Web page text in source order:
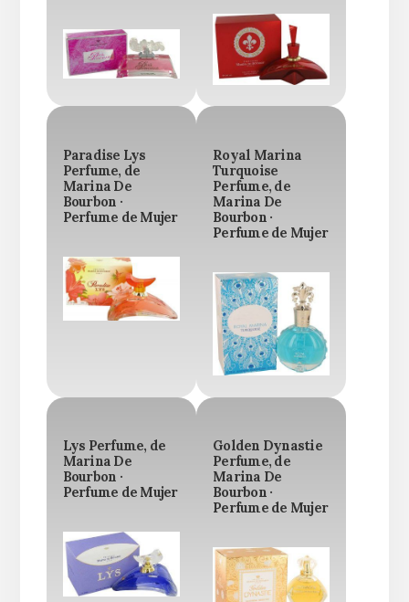
Paradise Lys
Perfume, de
Marina De
Bourbon ·
Perfume de Mujer
Royal Marina
Turquoise
Perfume, de
Marina De
Bourbon ·
Perfume de Mujer
Lys Perfume, de
Marina De
Bourbon ·
Perfume de Mujer
Golden Dynastie
Perfume, de
Marina De
Bourbon ·
Perfume de Mujer